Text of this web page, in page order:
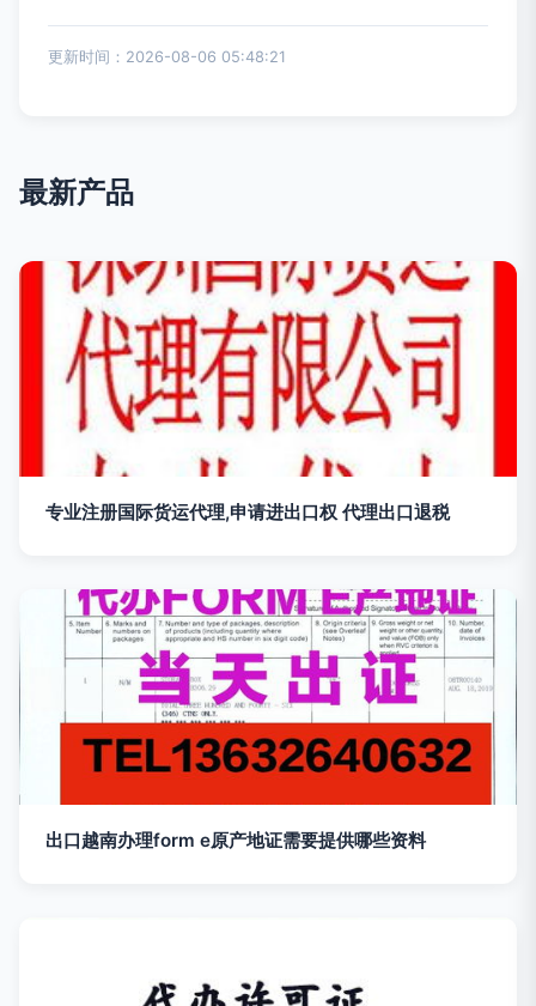
更新时间：2026-08-06 05:48:21
最新产品
专业注册国际货运代理,申请进出口权 代理出口退税
出口越南办理form e原产地证需要提供哪些资料